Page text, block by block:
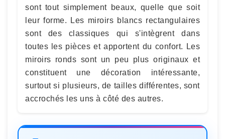
sont tout simplement beaux, quelle que soit
leur forme. Les miroirs blancs rectangulaires
sont des classiques qui s'intègrent dans
toutes les pièces et apportent du confort. Les
miroirs ronds sont un peu plus originaux et
constituent une décoration intéressante,
surtout si plusieurs, de tailles différentes, sont
accrochés les uns à côté des autres.